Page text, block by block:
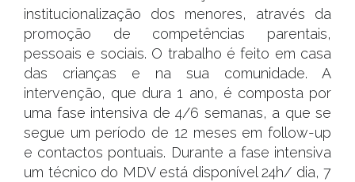
institucionalização dos menores, através da
promoção de competências parentais,
pessoais e sociais. O trabalho é feito em casa
das crianças e na sua comunidade. A
intervenção, que dura 1 ano, é composta por
uma fase intensiva de 4/6 semanas, a que se
segue um período de 12 meses em follow-up
e contactos pontuais. Durante a fase intensiva
um técnico do MDV está disponível 24h/ dia, 7